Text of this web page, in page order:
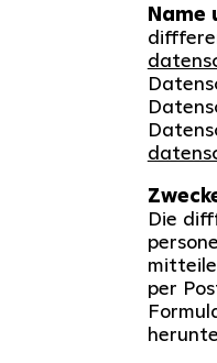
Name
Die
per